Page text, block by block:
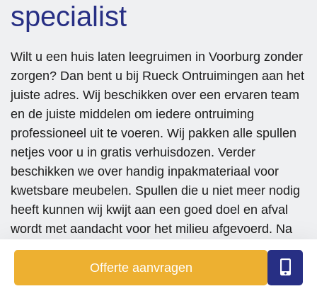
specialist
Wilt u een huis laten leegruimen in Voorburg zonder
zorgen? Dan bent u bij Rueck Ontruimingen aan het
juiste adres. Wij beschikken over een ervaren team
en de juiste middelen om iedere ontruiming
professioneel uit te voeren. Wij pakken alle spullen
netjes voor u in gratis verhuisdozen. Verder
beschikken we over handig inpakmateriaal voor
kwetsbare meubelen. Spullen die u niet meer nodig
heeft kunnen wij kwijt aan een goed doel en afval
wordt met aandacht voor het milieu afgevoerd. Na
het ontruimen van de woning wordt deze
bezemschoon aan u opgeleverd. Heeft u nog meer
wensen, zoals het verwijderen van vet of kalk? Geef
Offerte aanvragen